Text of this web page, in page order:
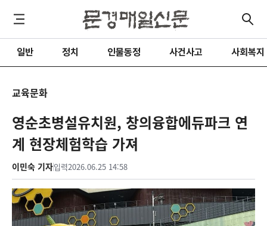
일반 정치 인물동정 사건사고 사회복지
교육문화
영순초병설유치원, 창의융합에듀파크 연
계 현장체험학습 가져
이민숙 기자입력2026.06.25 14:58